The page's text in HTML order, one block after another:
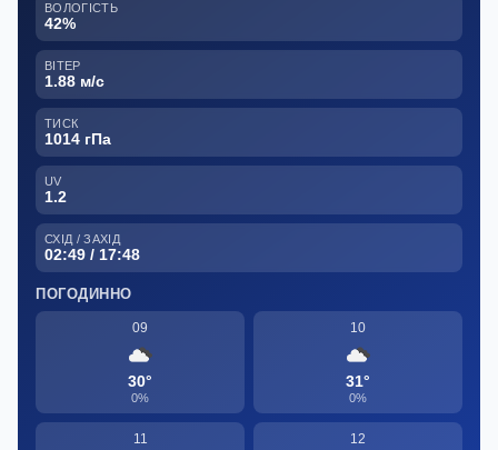
ВОЛОГІСТЬ
42%
ВІТЕР
1.88 м/с
ТИСК
1014 гПа
UV
1.2
СХІД / ЗАХІД
02:49 / 17:48
ПОГОДИННО
09
30°
0%
10
31°
0%
11 12